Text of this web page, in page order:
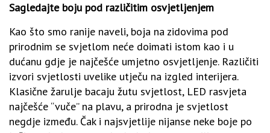
Sagledajte boju pod različitim osvjetljenjem
Kao što smo ranije naveli, boja na zidovima pod
prirodnim se svjetlom neće doimati istom kao i u
dućanu gdje je najčešće umjetno osvjetljenje. Različiti
izvori svjetlosti uvelike utječu na izgled interijera.
Klasične žarulje bacaju žutu svjetlost, LED rasvjeta
najčešće “vuče” na plavu, a prirodna je svjetlost
negdje između. Čak i najsvjetlije nijanse neke boje po